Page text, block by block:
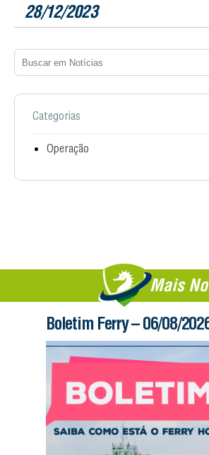
28/12/2023
Categorias
Operação
Mais
Boletim Ferry – 06/08/